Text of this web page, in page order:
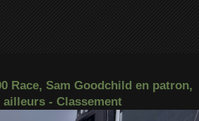
Race, Sam Goodchild en patron,
- Classement